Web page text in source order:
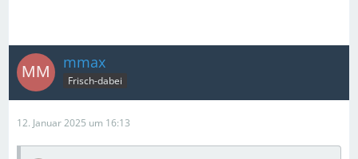
mmax
Frisch-dabei
12. Januar 2025 um 16:13